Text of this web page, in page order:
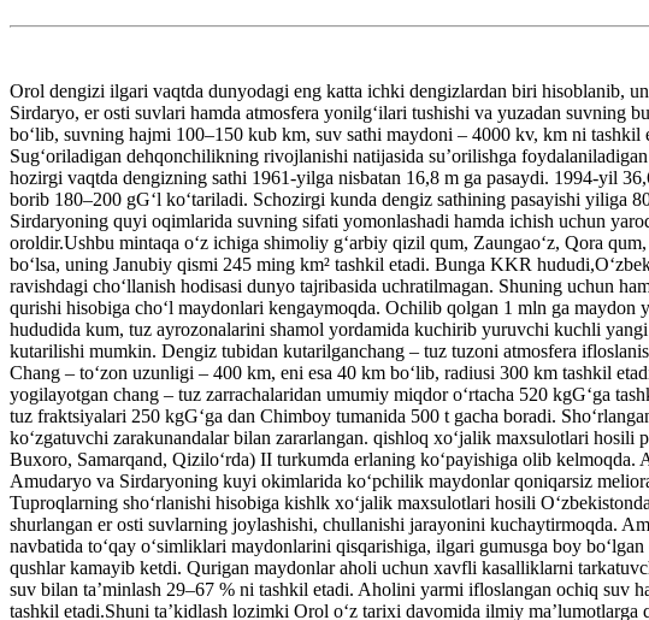
Orol dengizi ilgari vaqtda dunyodagi eng katta ichki dengizlardan biri hisoblanib,
Sirdaryo, er osti suvlari hamda atmosfera yonilgʻilari tushishi va yuzadan suvning
boʻlib, suvning hajmi 100–150 kub km, suv sathi maydoni – 4000 kv, km ni tashkil
Sugʻoriladigan dehqonchilikning rivojlanishi natijasida suʼorilishga
hozirgi vaqtda dengizning sathi 1961-yilga nisbatan 16,8 m ga pasaydi. 1994-yil
borib 180–200 gGʻl koʻtariladi. Schozirgi kunda dengiz sathining pasayishi yiliga
Sirdaryoning quyi oqimlarida suvning sifati yomonlashadi hamda ichish uchun
oroldir.Ushbu mintaqa oʻz ichiga shimoliy gʻarbiy qizil qum, Zaungaoʻz, Qora
boʻlsa, uning Janubiy qismi 245 ming km² tashkil etadi. Bunga KKR
ravishdagi choʻllanish hodisasi dunyo tajribasida uchratilmagan. Shuning uchun
qurishi hisobiga choʻl maydonlari kengaymoqda. Ochilib qolgan 1 mln ga
hududida kum, tuz ayrozonalarini shamol yordamida kuchirib yuruvchi kuchli
kutarilishi mumkin. Dengiz tubidan kutarilganchang – tuz tuzoni atmosfera
Chang – toʻzon uzunligi – 400 km, eni esa 40 km boʻlib, radiusi 300 km tashkil
yogilayotgan chang – tuz zarrachalaridan umumiy miqdor oʻrtacha 520 kgGʻga
tuz fraktsiyalari 250 kgGʻga dan Chimboy tumanida 500 t gacha boradi.
koʻzgatuvchi zarakunandalar bilan zararlangan. qishloq xoʻjalik maxsulotlari
Buxoro, Samarqand, Qiziloʻrda) II turkumda erlaning koʻpayishiga olib
Amudaryo va Sirdaryoning kuyi okimlarida koʻpchilik maydonlar qoniqarsiz
Tuproqlarning shoʻrlanishi hisobiga kishlk xoʻjalik maxsulotlari hosili
shurlangan er osti suvlarning joylashishi, chullanishi jarayonini kuchaytirmoqda.
navbatida toʻqay oʻsimliklari maydonlarini qisqarishiga, ilgari gumusga boy
qushlar kamayib ketdi. Qurigan maydonlar aholi uchun xavfli kasalliklarni
suv bilan taʼminlash 29–67 % ni tashkil etadi. Aholini yarmi ifloslangan ochiq suv
tashkil etadi.Shuni taʼkidlash lozimki Orol oʻz tarixi davomida ilmiy